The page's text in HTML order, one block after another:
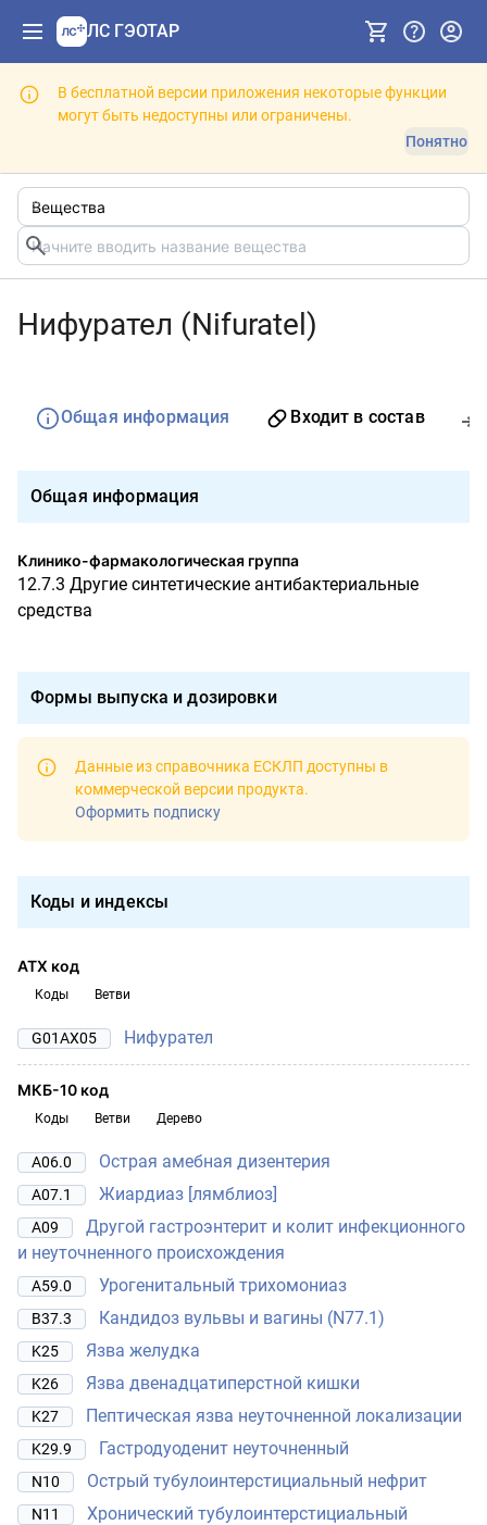
ЛС ГЭОТАР
В бесплатной версии приложения некоторые функции
могут быть недоступны или ограничены.
Понятно
Нифурател (Nifuratel)
Общая информация Входит в состав
Общая информация
Клинико-фармакологическая группа
12.7.3 Другие синтетические антибактериальные
средства
Формы выпуска и дозировки
Данные из справочника ЕСКЛП доступны в
коммерческой версии продукта.
Оформить подписку
Коды и индексы
АТХ код
Коды Ветви
G01AX05 Нифурател
МКБ-10 код
Коды Ветви Дерево
A06.0 Острая амебная дизентерия
A07.1 Жиардиаз [лямблиоз]
A09
Другой гастроэнтерит и колит инфекционного
и неуточненного происхождения
A59.0 Урогенитальный трихомониаз
B37.3 Кандидоз вульвы и вагины (N77.1)
K25 Язва желудка
K26 Язва двенадцатиперстной кишки
K27 Пептическая язва неуточненной локализации
K29.9 Гастродуоденит неуточненный
N10 Острый тубулоинтерстициальный нефрит
N11
Хронический тубулоинтерстициальный